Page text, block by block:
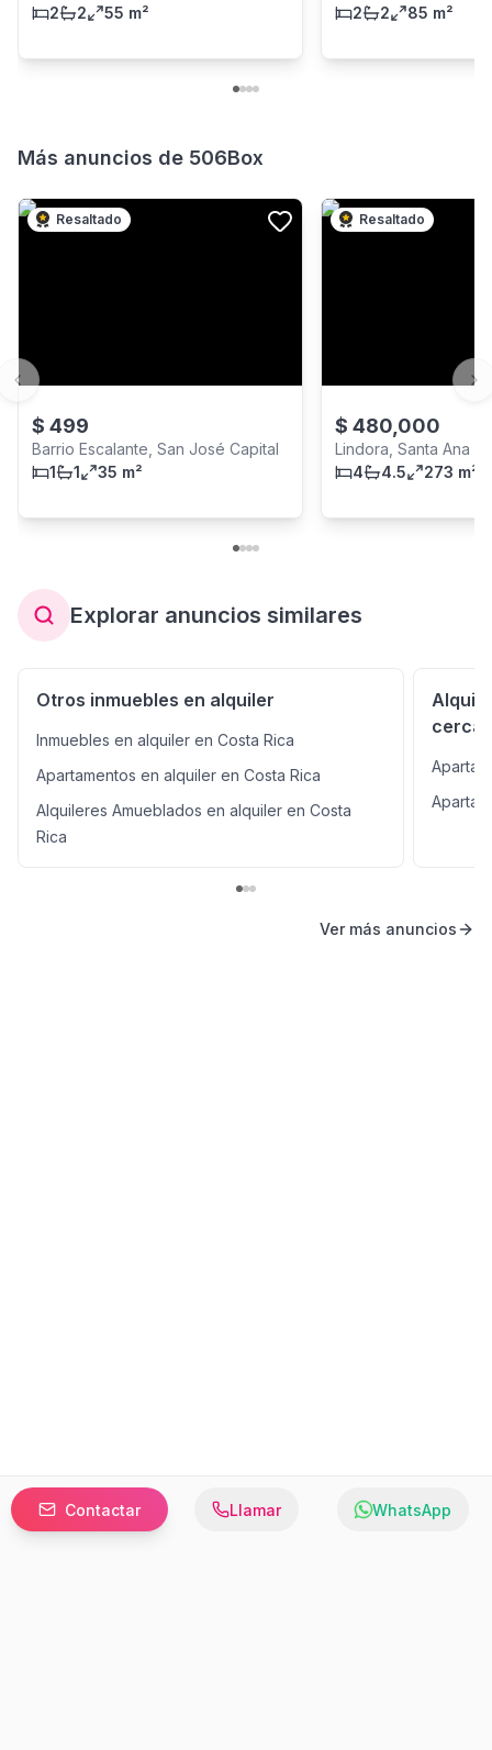
Contactar Llamar WhatsApp
2
2 55 m²
2
2 85 m²
Más anuncios de 506Box
Resaltado
$ 499
Barrio Escalante, San José Capital
1
1 35 m²
Resaltado
$ 480,000
Lindora, Santa Ana
4
4.5 273 m²
Previous slide
Explorar anuncios similares
Otros inmuebles en alquiler
Inmuebles en alquiler en Costa Rica
Apartamentos en alquiler en Costa Rica
Alquileres Amueblados en alquiler en Costa
Rica
Ver más anuncios